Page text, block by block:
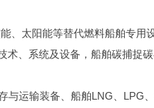
太阳能等替代燃料船舶专用
、系统及设备，船舶碳捕捉
运输装备、船舶LNG、LPG